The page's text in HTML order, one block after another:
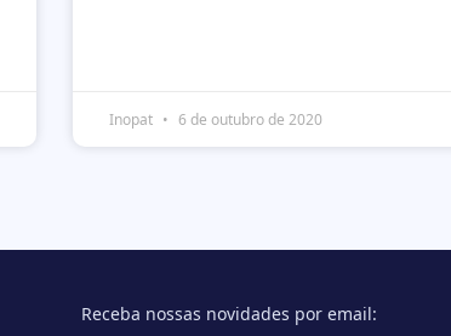
Inopat 6 de outubro de 2020
Receba nossas novidades por email: